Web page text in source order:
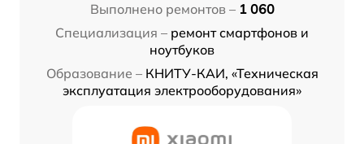
Выполнено ремонтов – 1 060
Специализация – ремонт смартфонов и
ноутбуков
Образование – КНИТУ-КАИ, «Техническая
эксплуатация электрооборудования»